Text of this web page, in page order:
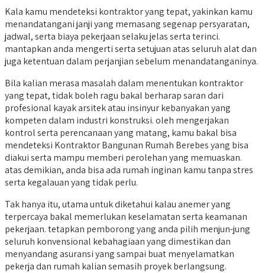
Kala kamu mendeteksi kontraktor yang tepat, yakinkan kamu
menandatangani janji yang memasang segenap persyaratan,
jadwal, serta biaya pekerjaan selaku jelas serta terinci.
mantapkan anda mengerti serta setujuan atas seluruh alat dan
juga ketentuan dalam perjanjian sebelum menandatanganinya.
Bila kalian merasa masalah dalam menentukan kontraktor
yang tepat, tidak boleh ragu bakal berharap saran dari
profesional kayak arsitek atau insinyur kebanyakan yang
kompeten dalam industri konstruksi. oleh mengerjakan
kontrol serta perencanaan yang matang, kamu bakal bisa
mendeteksi Kontraktor Bangunan Rumah Berebes yang bisa
diakui serta mampu memberi perolehan yang memuaskan.
atas demikian, anda bisa ada rumah inginan kamu tanpa stres
serta kegalauan yang tidak perlu.
Tak hanya itu, utama untuk diketahui kalau anemer yang
terpercaya bakal memerlukan keselamatan serta keamanan
pekerjaan. tetapkan pemborong yang anda pilih menjun-jung
seluruh konvensional kebahagiaan yang dimestikan dan
menyandang asuransi yang sampai buat menyelamatkan
pekerja dan rumah kalian semasih proyek berlangsung.